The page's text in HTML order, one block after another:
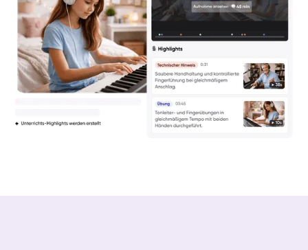
Yuna
Klavier / Piano / Flügel
Camilla
Klavier / Piano / Flügel
Negin
Klavier / Piano / Flügel
Katarzyna
Klavier / Piano / Flügel